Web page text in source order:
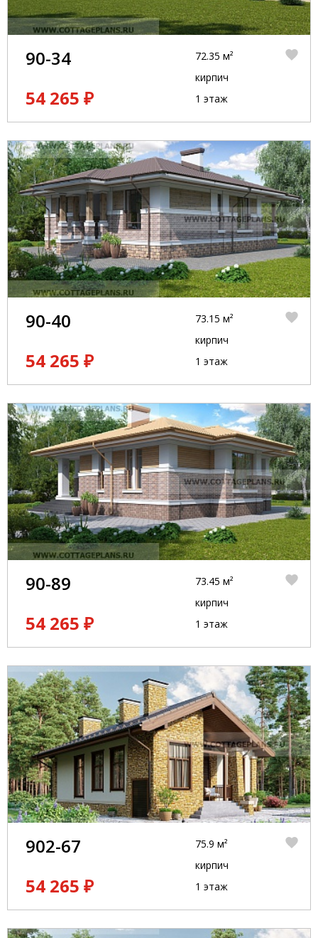
90-34
54 265 ₽
72.35 м²
кирпич
1 этаж
90-40
54 265 ₽
73.15 м²
кирпич
1 этаж
90-89
54 265 ₽
73.45 м²
кирпич
1 этаж
902-67
54 265 ₽
75.9 м²
кирпич
1 этаж